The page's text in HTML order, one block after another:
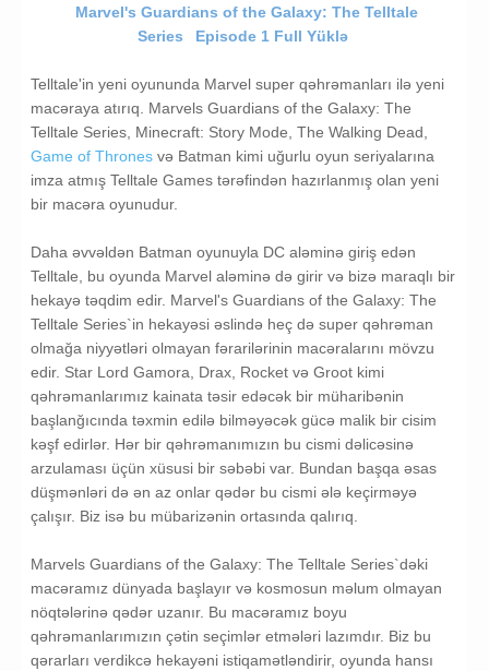
Marvel's Guardians of the Galaxy: The Telltale
Series
Episode 1 Full Yüklə
Telltale'in yeni oyununda Marvel super qəhrəmanları ilə yeni
macəraya atırıq. Marvels Guardians of the Galaxy: The
Telltale Series, Minecraft: Story Mode, The Walking Dead,
Game of Thrones və Batman kimi uğurlu oyun seriyalarına
imza atmış Telltale Games tərəfindən hazırlanmış olan yeni
bir macəra oyunudur.
Daha əvvəldən Batman oyunuyla DC aləminə giriş edən
Telltale, bu oyunda Marvel aləminə də girir və bizə maraqlı bir
hekayə təqdim edir. Marvel's Guardians of the Galaxy: The
Telltale Series`in hekayəsi əslində heç də super qəhrəman
olmağa niyyətləri olmayan fərarilərinin macəralarını mövzu
edir. Star Lord Gamora, Drax, Rocket və Groot kimi
qəhrəmanlarımız kainata təsir edəcək bir müharibənin
başlanğıcında təxmin edilə bilməyəcək gücə malik bir cisim
kəşf edirlər. Hər bir qəhrəmanımızın bu cismi dəlicəsinə
arzulaması üçün xüsusi bir səbəbi var. Bundan başqa əsas
düşmənləri də ən az onlar qədər bu cismi ələ keçirməyə
çalışır. Biz isə bu mübarizənin ortasında qalırıq.
Marvels Guardians of the Galaxy: The Telltale Series`dəki
macəramız dünyada başlayır və kosmosun məlum olmayan
nöqtələrinə qədər uzanır. Bu macəramız boyu
qəhrəmanlarımızın çətin seçimlər etmələri lazımdır. Biz bu
qərarları verdikcə hekayəni istiqamətləndirir, oyunda hansı